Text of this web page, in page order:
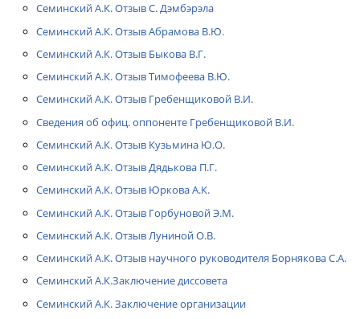
Семинский А.К. Отзыв С. Дэмбэрэла
Семинский А.К. Отзыв Абрамова В.Ю.
Семинский А.К. Отзыв Быкова В.Г.
Семинский А.К. Отзыв Тимофеева В.Ю.
Семинский А.К. Отзыв Гребенщиковой В.И.
Сведения об офиц. оппоненте Гребенщиковой В.И.
Семинский А.К. Отзыв Кузьмина Ю.О.
Семинский А.К. Отзыв Дядькова П.Г.
Семинский А.К. Отзыв Юркова А.К.
Семинский А.К. Отзыв Горбуновой Э.М.
Семинский А.К. Отзыв Луниной О.В.
Семинский А.К. Отзыв научного руководителя Борнякова С.А.
Семинский А.К.Заключение диссовета
Семинский А.К. Заключение организации